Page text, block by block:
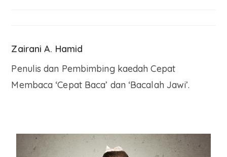
Zairani A. Hamid
Penulis dan Pembimbing kaedah Cepat
Membaca ‘Cepat Baca’ dan ‘Bacalah Jawi’.